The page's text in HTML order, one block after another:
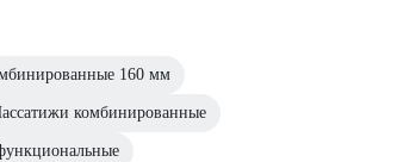
160 мм
комбинированные